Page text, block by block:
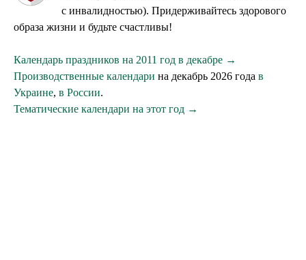
с инвалидностью). Придерживайтесь здорового
образа жизни и будьте счастливы!
Календарь праздников на 2011 год в декабре →
Производственные календари на декабрь 2026 года в
Украине, в России.
Тематические календари на этот год →